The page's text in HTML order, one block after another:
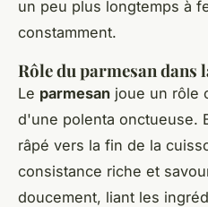
un peu plus longtemps à
constamment.
Rôle du parmesan dans
Le parmesan joue un rôle
d'une polenta onctueuse.
râpé vers la fin de la
consistance riche et
doucement, liant les